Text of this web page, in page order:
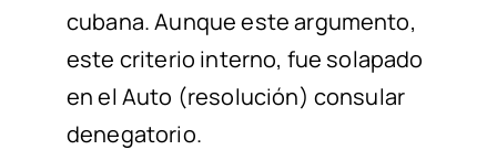
cubana.Aunque este argumento,
este criterio interno, fue solapado
en el Auto (resolución) consular
denegatorio.